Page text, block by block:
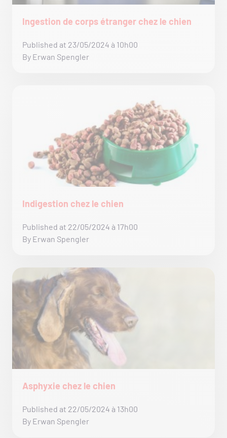
Ingestion de corps étranger chez le chien
Published at 23/05/2024 à 10h00
By Erwan Spengler
Indigestion chez le chien
Published at 22/05/2024 à 17h00
By Erwan Spengler
Asphyxie chez le chien
Published at 22/05/2024 à 13h00
By Erwan Spengler